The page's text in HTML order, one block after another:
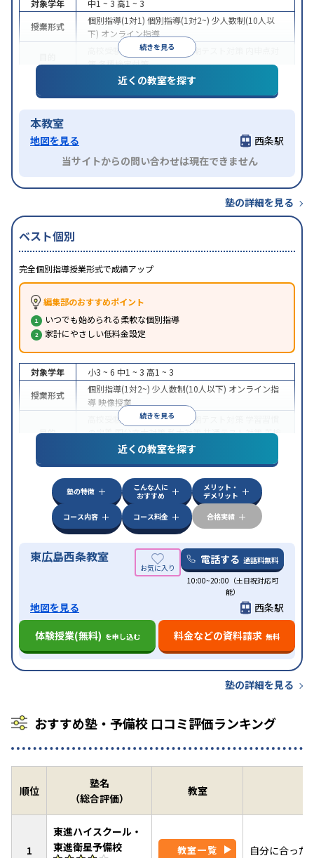
続きを見る
対象学年 中1 ~ 3 高1 ~ 3
授業形式
個別指導(1対1) 個別指導(1対2~) 少人数制(10人以
下) オンライン指導
高校受験 大学受験授業・定期テスト対策
策各種検定対策
オンライン対応1科目から受講可能
近くの教室を探す
本教室
地図を見る
西条駅
当サイトからの問い合わせは現在できません
塾の詳細を見る
ベスト個別
完全個別指導授業形式で成績アップ
編集部のおすすめポイント
いつでも始められる柔軟な個別指導
家計にやさしい低料金設定
続きを見る
対象学年 小3 ~ 6 中1 ~ 3 高1 ~ 3
授業形式
個別指導(1対2~) 少人数制(10人以下) オンライン指
導 映像授業
目的
高校受験 大学受験授業・定期テスト対策
の定着国公立大対策私大対策共通テスト対策英検
(英語検定)対策
授業の振替可能不登校生に対応学習にPC・タブレ
ットを利用
1科目から受講可能季節講習のみの受講
可 自習室あり
近くの教室を探す
塾の特徴
こんな人に
おすすめ
メリット・
デメリット
コース内容
コース料金 合格実績
東広島西条教室 電話する 通話料無料
10:00~20:00（土日祝対応可
能）
地図を見る
西条駅
体験授業(無料) を申し込む 料金などの資料請求 無料
塾の詳細を見る
おすすめ塾・予備校 口コミ評価ランキング
順位
塾名
（総合評価）
教室
1
東進ハイスクール・
東進衛星予備校
教室一覧 自分に合った